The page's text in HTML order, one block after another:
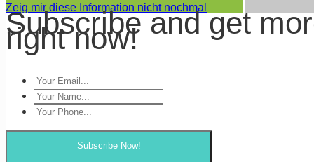
Zeig mir diese Information nicht nochmal
Subscribe and get
right now!
Subscribe Now!